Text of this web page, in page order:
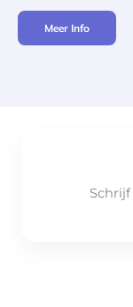
Meer Info